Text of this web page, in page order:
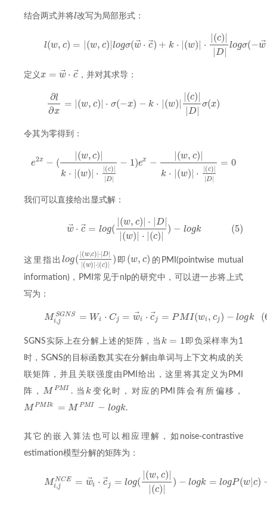
结合两式并将l
l改写为局部形式：
l(w, c) = (w, c) logσ(w⃗ ⋅ c⃗
) + k ⋅ (w) ⋅
|(c)|
D
logσ(−w
(w = | )| l w → c→ w) | c ) |lo g → →
定义x = w⃗ ⋅ c⃗
x= w →⋅ c → ，并对其求导：
∂l
∂x
= (w, c) ⋅ σ(−x) − k ⋅ (w)
|(c)|
D
σ(x)
∂ ∂x=| (w c) |⋅σ(−x)− k⋅|( w )| c)||D |σ(x)
令其为零得到：
e2x − (
|(w, c)|
k ⋅ (w) ⋅ |(c)|
|D|
− 1)ex −
|(w, c)|
k ⋅ (w) ⋅ |(c)|
|D|
= 0
e x−( (w,c)|k⋅|(w)|⋅|(c)|| D|−1 )e −|(w,c)|k⋅|(w)|⋅|(c)||D |= 0
我们可以直接给出显式解：
w⃗ ⋅ c = log(
|(w, c)| ⋅ |D|
(w) ⋅ (c)
) − logk (5)
w ⋅ (w,c )|⋅| D (w |
这里指出log( (w,c) ⋅ |D
|(w)|⋅|(c)| )
log(|(w,c)|⋅|D|| ( w)| ⋅|(c) |)
即 (w, c)
(w,c ) 的PMI(pointwise mutual
information)，PMI常见于nlp的研究中，可以进一步将上式
写为：
M SGNS
i,j = Wi ⋅ Cj = w⃗i ⋅ c⃗j = PMI(wi, cj) − logk
(6)Mi,j SGN S =W i⋅C j=w →i⋅ → =PMI(wi,c −lo gk
SGNS实际上在分解上述的矩阵，当 k = 1
k=1
即负采样率为1
时，SGNS的目标函数其实在分解由单词与上下文构成的关
联矩阵，并且关联强度由PMI给出，这里将其定义为PMI
阵， M PMI
MPMI . 当 k
k 变化时，对应的PMI阵会有所偏移，
M PMIk = M PMI − logk
MPMIk= MP MI − log .
其它的嵌入算法也可以相应理解，如noise-contrastive
estimation模型分解的矩阵为：
M NCE
i,j = w⃗i ⋅ c⃗
j = log(
|(w, c)|
(c)
) − logk = logP(w|c)
(7)M C w og(| (w, c) l